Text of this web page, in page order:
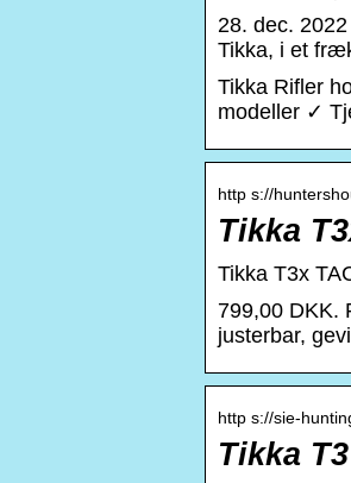
28. dec.
Tikka, i et
Tikka Rifler
modeller ✓
http s://
Tikka
Tikka T3x
799,00 DKK.
justerbar,
http s://sie-
Tikka